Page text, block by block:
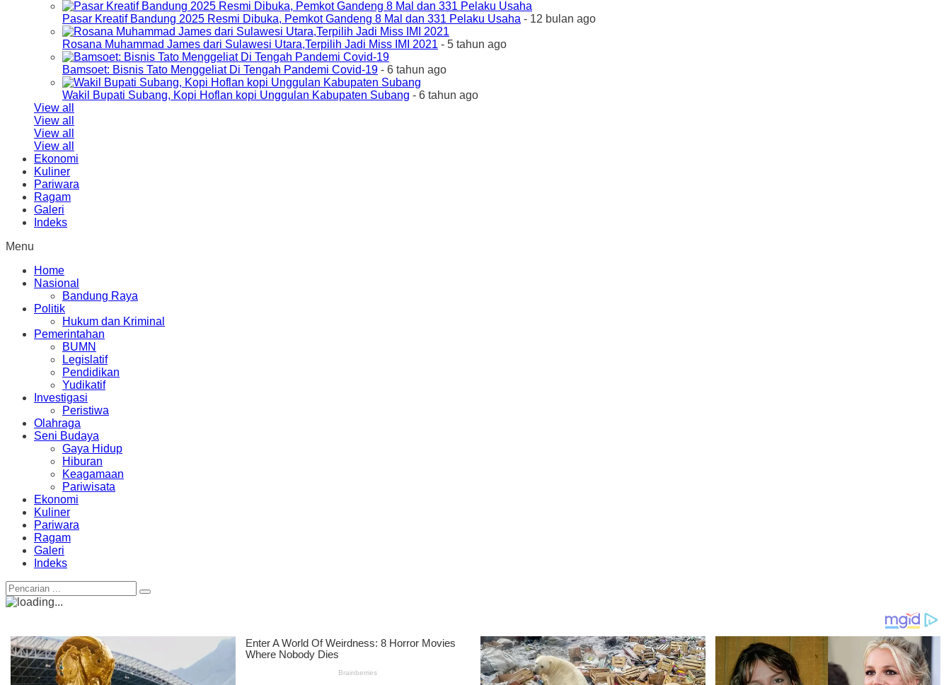
Pasar Kreatif Bandung 2025 Resmi Dibuka, Pemkot Gandeng 8 Mal dan 331 Pelaku Usaha - 12 bulan ago
Rosana Muhammad James dari Sulawesi Utara,Terpilih Jadi Miss IMI 2021 - 5 tahun ago
Bamsoet: Bisnis Tato Menggeliat Di Tengah Pandemi Covid-19 - 6 tahun ago
Wakil Bupati Subang, Kopi Hoflan kopi Unggulan Kabupaten Subang - 6 tahun ago
View all
View all
View all
View all
Ekonomi
Kuliner
Pariwara
Ragam
Galeri
Indeks
Menu
Home
Nasional
Bandung Raya
Politik
Hukum dan Kriminal
Pemerintahan
BUMN
Legislatif
Pendidikan
Yudikatif
Investigasi
Peristiwa
Olahraga
Seni Budaya
Gaya Hidup
Hiburan
Keagamaan
Pariwisata
Ekonomi
Kuliner
Pariwara
Ragam
Galeri
Indeks